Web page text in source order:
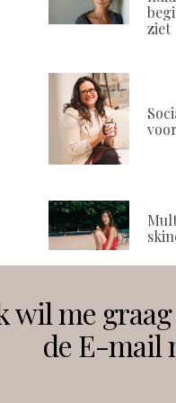
ziet
Volg ons
wil me
de E-mail